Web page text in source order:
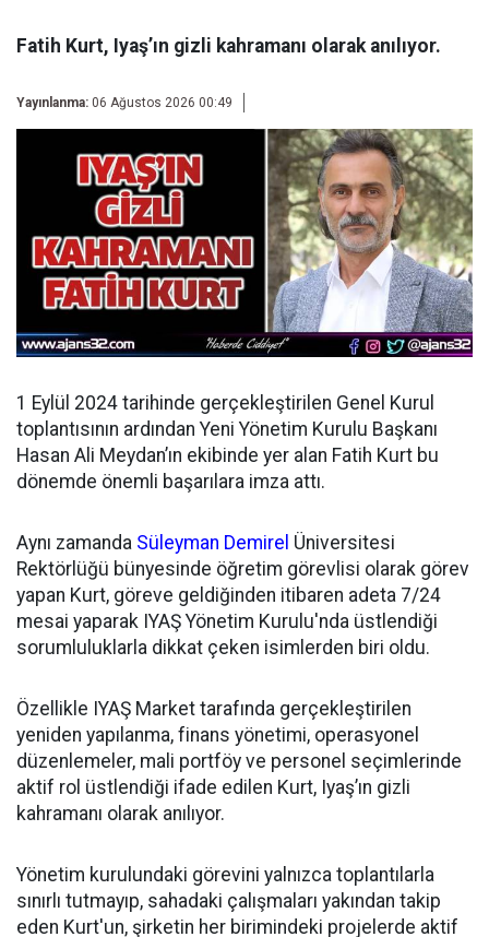
Fatih Kurt, Iyaş’ın gizli kahramanı olarak anılıyor.
Yayınlanma: 06 Ağustos 2026 00:49
1 Eylül 2024 tarihinde gerçekleştirilen Genel Kurul
toplantısının ardından Yeni Yönetim Kurulu Başkanı
Hasan Ali Meydan’ın ekibinde yer alan Fatih Kurt bu
dönemde önemli başarılara imza attı.
Aynı zamanda Süleyman Demirel Üniversitesi
Rektörlüğü bünyesinde öğretim görevlisi olarak görev
yapan Kurt, göreve geldiğinden itibaren adeta 7/24
mesai yaparak IYAŞ Yönetim Kurulu'nda üstlendiği
sorumluluklarla dikkat çeken isimlerden biri oldu.
Özellikle IYAŞ Market tarafında gerçekleştirilen
yeniden yapılanma, finans yönetimi, operasyonel
düzenlemeler, mali portföy ve personel seçimlerinde
aktif rol üstlendiği ifade edilen Kurt, Iyaş’ın gizli
kahramanı olarak anılıyor.
Yönetim kurulundaki görevini yalnızca toplantılarla
sınırlı tutmayıp, sahadaki çalışmaları yakından takip
eden Kurt'un, şirketin her birimindeki projelerde aktif